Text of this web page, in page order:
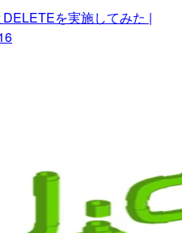
を実施してみた |